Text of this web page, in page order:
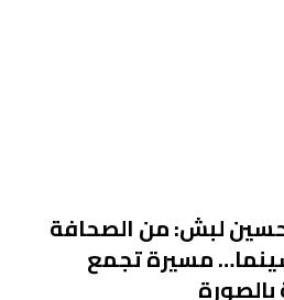
لبش: من الصحافة
مسيرة تجمع